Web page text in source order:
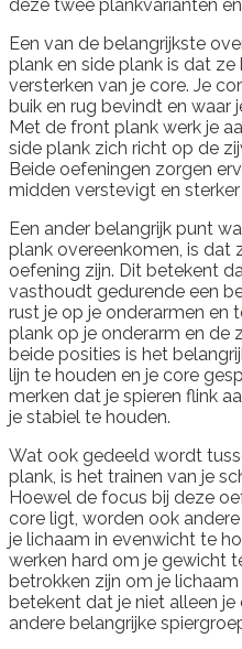
deze twee plankvarianten
Een van de belangrijkste
plank en side plank is dat
versterken van je core. Je
buik en rug bevindt en waar
Met de front plank werk je
side plank zich richt op de
Beide oefeningen zorgen
midden verstevigt en
Een ander belangrijk punt
plank overeenkomen, is dat
oefening zijn. Dit betekent
vasthoudt gedurende een
rust je op je onderarmen en
plank op je onderarm en de
beide posities is het
lijn te houden en je core
merken dat je spieren flink
je stabiel te houden.
Wat ook gedeeld wordt
plank, is het trainen van je
Hoewel de focus bij deze
core ligt, worden ook
je lichaam in evenwicht te
werken hard om je gewicht
betrokken zijn om je
betekent dat je niet alleen
andere belangrijke